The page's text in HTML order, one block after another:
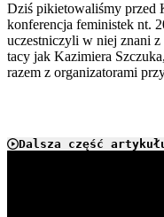
Dziś pikietowaliśmy przed
konferencja feministek nt.
uczestniczyli w niej znani
tacy jak Kazimiera
razem z organizatorami
Dalsza część